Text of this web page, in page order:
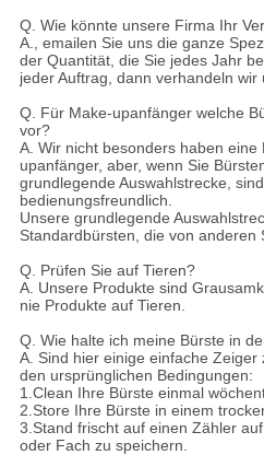
Q. Wie könnte unsere Firma Ihr
A., emailen Sie uns die ganze
der Quantität, die Sie jedes Jahr
jeder Auftrag, dann verhandeln wir
Q. Für Make-upanfänger welche
vor?
A. Wir nicht besonders haben
upanfänger, aber, wenn Sie
grundlegende Auswahlstrecke,
bedienungsfreundlich.
Unsere grundlegende
Standardbürsten, die von anderen
Q. Prüfen Sie auf Tieren?
A. Unsere Produkte sind
nie Produkte auf Tieren.
Q. Wie halte ich meine Bürste in
A. Sind hier einige einfache
den ursprünglichen Bedingungen:
1.Clean Ihre Bürste einmal
2.Store Ihre Bürste in einem
3.Stand frischt auf einen Zähler
oder Fach zu speichern.